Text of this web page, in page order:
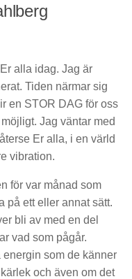
alla idag. Jag är
Tiden närmar sig
en STOR DAG för oss
Jag väntar med
Er alla, i en värld
vibration.
för var månad som
på ett eller annat sätt.
bli av med en del
vad som pågår.
som de känner
och även om det